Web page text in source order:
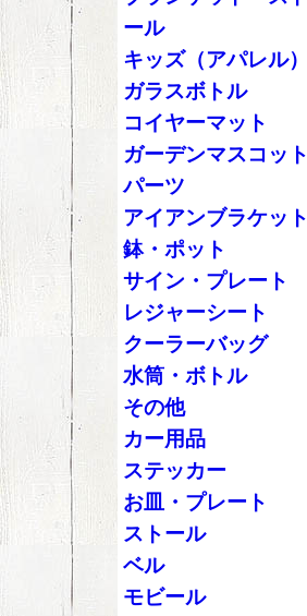
ール
キッズ（アパレル）
ガラスボトル
コイヤーマット
ガーデンマスコット
パーツ
アイアンブラケット
鉢・ポット
サイン・プレート
レジャーシート
クーラーバッグ
水筒・ボトル
その他
カー用品
ステッカー
お皿・プレート
ストール
ベル
モビール